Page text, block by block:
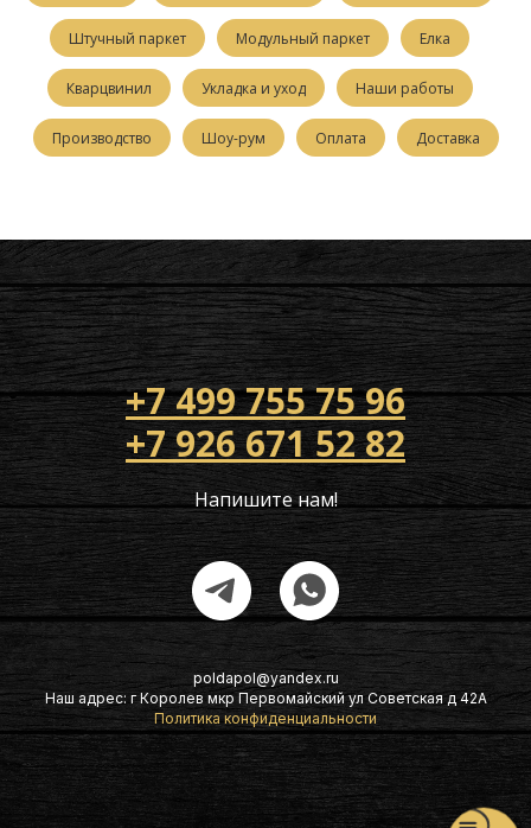
Штучный паркет Модульный паркет Елка
Кварцвинил Укладка и уход Наши работы
Производство Шоу-рум Оплата Доставка
+7 499 755 75 96
+7 926 671 52 82
Напишите нам!
poldapol@yandex.ru
Наш адрес: г Королев мкр Первомайский ул Советская д 42А
Политика конфиденциальности